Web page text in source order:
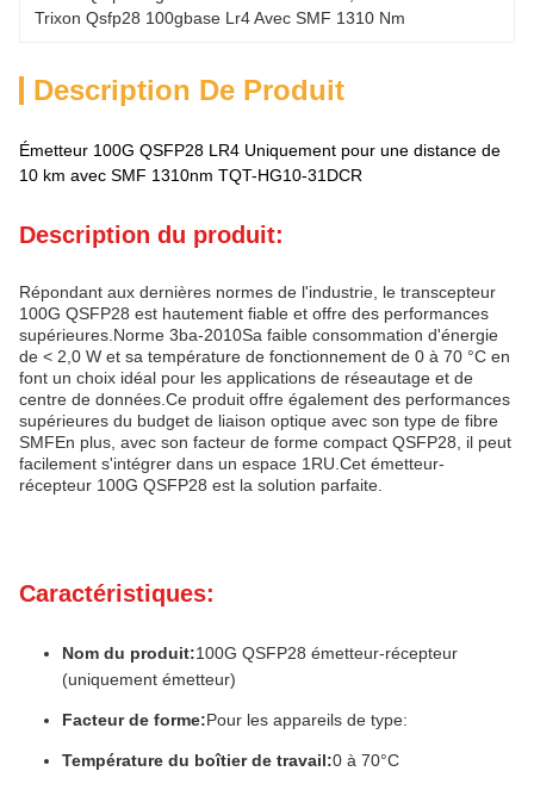
Trixon Qsfp28 100gbase Lr4 Avec SMF 1310 Nm
Description De Produit
Émetteur 100G QSFP28 LR4 Uniquement pour une distance de
10 km avec SMF 1310nm TQT-HG10-31DCR
Description du produit:
Répondant aux dernières normes de l'industrie, le transcepteur
100G QSFP28 est hautement fiable et offre des performances
supérieures.Norme 3ba-2010Sa faible consommation d'énergie
de < 2,0 W et sa température de fonctionnement de 0 à 70 °C en
font un choix idéal pour les applications de réseautage et de
centre de données.Ce produit offre également des performances
supérieures du budget de liaison optique avec son type de fibre
SMFEn plus, avec son facteur de forme compact QSFP28, il peut
facilement s'intégrer dans un espace 1RU.Cet émetteur-
récepteur 100G QSFP28 est la solution parfaite.
Caractéristiques:
Nom du produit:100G QSFP28 émetteur-récepteur
(uniquement émetteur)
Facteur de forme:Pour les appareils de type:
Température du boîtier de travail:0 à 70°C